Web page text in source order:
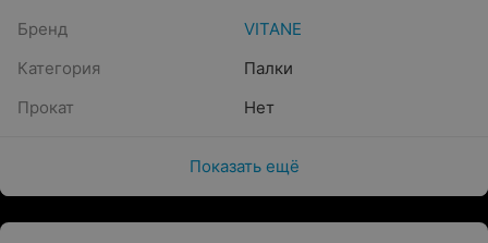
Бренд
VITANE
Категория
Палки
Прокат
Нет
Показать ещё